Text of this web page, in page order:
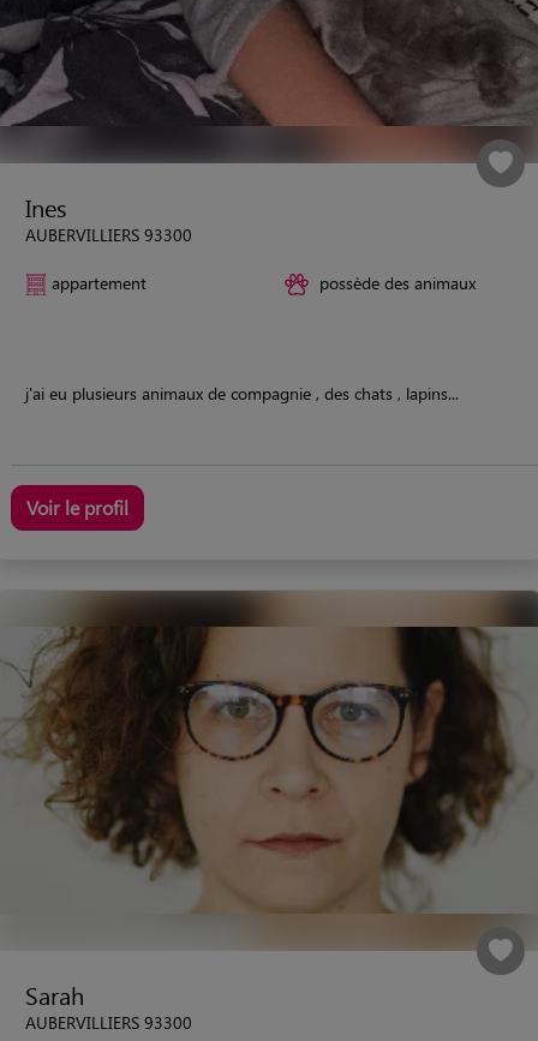
Ines
AUBERVILLIERS 93300
appartement possède des animaux
j'ai eu plusieurs animaux de compagnie , des chats , lapins...
Voir le profil
Sarah
AUBERVILLIERS 93300